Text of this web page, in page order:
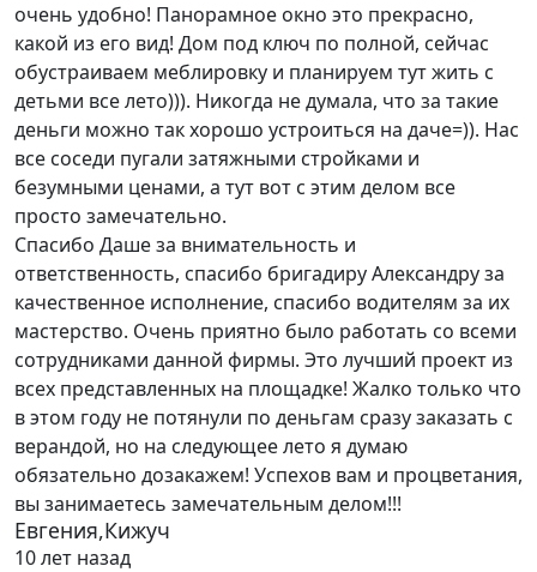
очень удобно! Панорамное окно это прекрасно,
какой из его вид! Дом под ключ по полной, сейчас
обустраиваем меблировку и планируем тут жить с
детьми все лето))). Никогда не думала, что за такие
деньги можно так хорошо устроиться на даче=)). Нас
все соседи пугали затяжными стройками и
безумными ценами, а тут вот с этим делом все
просто замечательно.
Спасибо Даше за внимательность и
ответственность, спасибо бригадиру Александру за
качественное исполнение, спасибо водителям за их
мастерство. Очень приятно было работать со всеми
сотрудниками данной фирмы. Это лучший проект из
всех представленных на площадке! Жалко только что
в этом году не потянули по деньгам сразу заказать с
верандой, но на следующее лето я думаю
обязательно дозакажем! Успехов вам и процветания,
вы занимаетесь замечательным делом!!!
Евгения,Кижуч
10 лет назад